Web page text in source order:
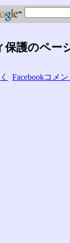
保護のペー
Facebookコメ